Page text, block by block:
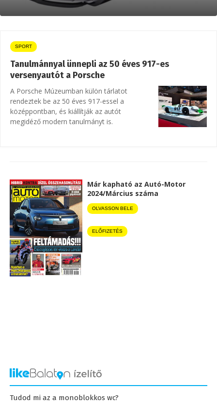
SPORT
Tanulmánnyal ünnepli az 50 éves 917-es
versenyautót a Porsche
A Porsche Múzeumban külön tárlatot
rendeztek be az 50 éves 917-essel a
középpontban, és kiállítják az autót
megidéző modern tanulmányt is.
Már kapható az Autó-Motor
2024/Március száma
OLVASSON BELE
ELŐFIZETÉS
Tudod mi az a monoblokkos wc?